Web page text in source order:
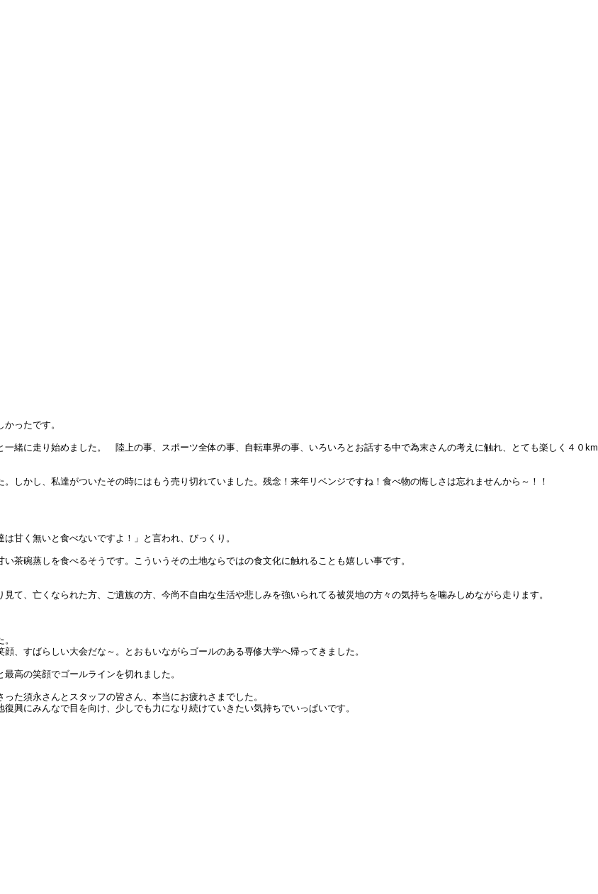
ったです。
緒に走り始めました。 陸上の事、スポーツ全体の事、自転車界の事、いろいろとお話する中で為末さんの考えに触れ、とても楽しく４０km
しかし、私達がついたその時にはもう売り切れていました。残念！来年リベンジですね！食べ物の悔しさは忘れませんから～！！
甘く無いと食べないですよ！」と言われ、びっくり。
茶碗蒸しを食べるそうです。こういうその土地ならではの食文化に触れることも嬉しい事です。
、亡くなられた方、ご遺族の方、今尚不自由な生活や悲しみを強いられてる被災地の方々の気持ちを噛みしめながら走ります。
、すばらしい大会だな～。とおもいながらゴールのある専修大学へ帰ってきました。
高の笑顔でゴールラインを切れました。
た須永さんとスタッフの皆さん、本当にお疲れさまでした。
興にみんなで目を向け、少しでも力になり続けていきたい気持ちでいっぱいです。